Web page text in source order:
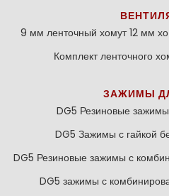
9 мм ленточный хомут 12 мм
Комплект ленточного
ЗАЖИМЫ
DG5 Резиновые
DG5 Зажимы с гайкой
DG5 Резиновые зажимы с
DG5 зажимы с